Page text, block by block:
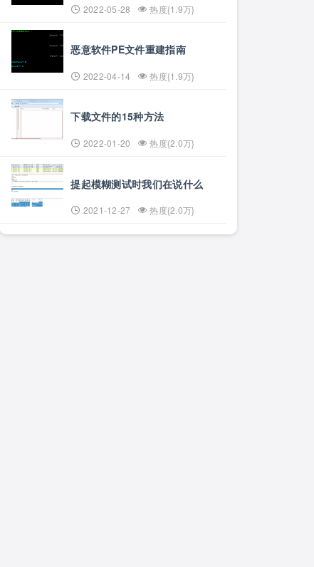
2022-05-28 热度{1.9万}
恶意软件PE文件重建指南
2022-04-14 热度{1.9万}
下载文件的15种方法
2022-01-20 热度{2.0万}
提起模糊测试时我们在说什么
2021-12-27 热度{2.0万}